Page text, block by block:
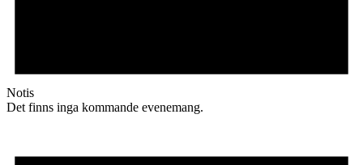
Notis
Det finns inga kommande evenemang.